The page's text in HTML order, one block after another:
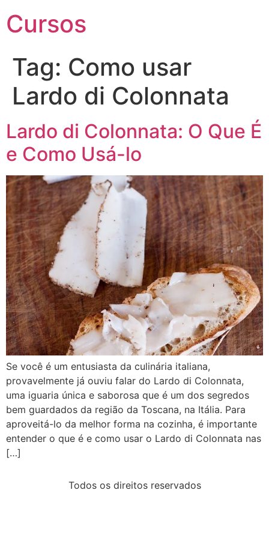
Cursos
Tag: Como usar
Lardo di Colonnata
Lardo di Colonnata: O Que É
e Como Usá-lo
Se você é um entusiasta da culinária italiana,
provavelmente já ouviu falar do Lardo di Colonnata,
uma iguaria única e saborosa que é um dos segredos
bem guardados da região da Toscana, na Itália. Para
aproveitá-lo da melhor forma na cozinha, é importante
entender o que é e como usar o Lardo di Colonnata nas
[…]
Todos os direitos reservados